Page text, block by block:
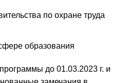
по охране труда
образования
до 01.03.2023 г. и